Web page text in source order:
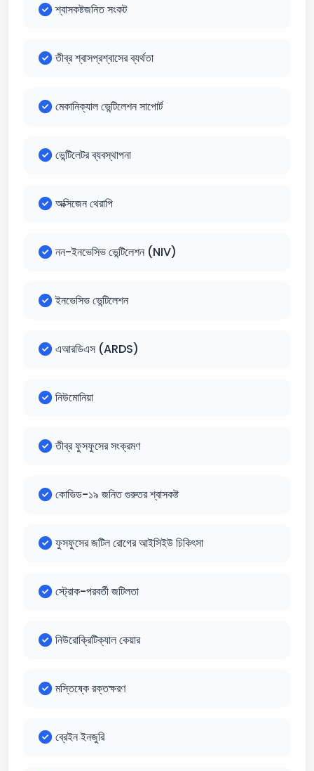
শ্বাসকষ্টজনিত সংকট
তীব্র শ্বাসপ্রশ্বাসের ব্যর্থতা
মেকানিক্যাল ভেন্টিলেশন সাপোর্ট
ভেন্টিলেটর ব্যবস্থাপনা
অক্সিজেন থেরাপি
নন-ইনভেসিভ ভেন্টিলেশন (NIV)
ইনভেসিভ ভেন্টিলেশন
এআরডিএস (ARDS)
নিউমোনিয়া
তীব্র ফুসফুসের সংক্রমণ
কোভিড-১৯ জনিত গুরুতর শ্বাসকষ্ট
ফুসফুসের জটিল রোগের আইসিইউ চিকিৎসা
স্ট্রোক-পরবর্তী জটিলতা
নিউরোক্রিটিক্যাল কেয়ার
মস্তিষ্কে রক্তক্ষরণ
ব্রেইন ইনজুরি